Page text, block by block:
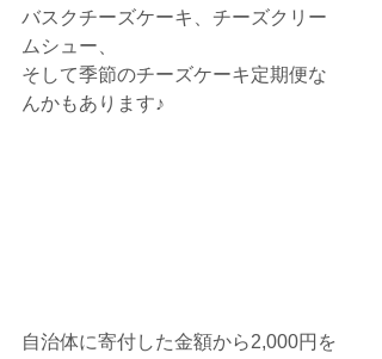
バスクチーズケーキ、チーズクリー
ムシュー、
そして季節のチーズケーキ定期便な
んかもあります♪
自治体に寄付した金額から2,000円を